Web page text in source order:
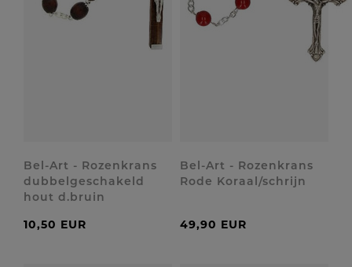
Bel-Art - Rozenkrans
dubbelgeschakeld
hout d.bruin
10,50 EUR
Bel-Art - Rozenkrans
Rode Koraal/schrijn
49,90 EUR